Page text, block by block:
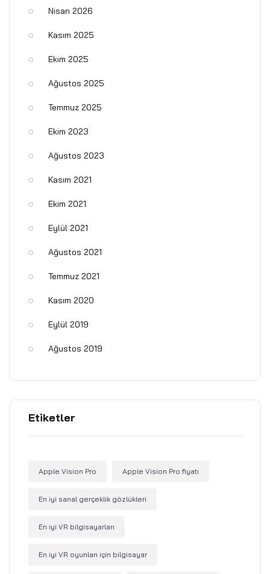
Nisan 2026
Kasım 2025
Ekim 2025
Ağustos 2025
Temmuz 2025
Ekim 2023
Ağustos 2023
Kasım 2021
Ekim 2021
Eylül 2021
Ağustos 2021
Temmuz 2021
Kasım 2020
Eylül 2019
Ağustos 2019
Etiketler
Apple Vision Pro Apple Vision Pro fiyatı
En iyi sanal gerçeklik gözlükleri
En iyi VR bilgisayarları
En iyi VR oyunları için bilgisayar